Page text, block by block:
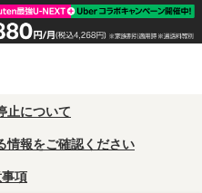
止について
情報をご確認ください
項